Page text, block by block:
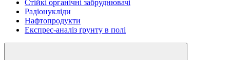
Стійкі органічні забруднювачі
Радіонукліди
Нафтопродукти
Експрес-аналіз ґрунту в полі